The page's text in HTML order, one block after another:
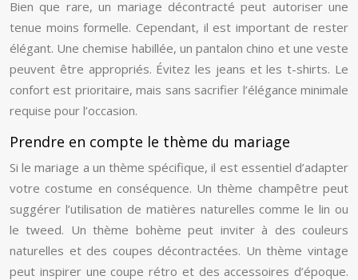
Bien que rare, un mariage décontracté peut autoriser une
tenue moins formelle. Cependant, il est important de rester
élégant. Une chemise habillée, un pantalon chino et une veste
peuvent être appropriés. Évitez les jeans et les t-shirts. Le
confort est prioritaire, mais sans sacrifier l’élégance minimale
requise pour l’occasion.
Prendre en compte le thème du mariage
Si le mariage a un thème spécifique, il est essentiel d’adapter
votre costume en conséquence. Un thème champêtre peut
suggérer l’utilisation de matières naturelles comme le lin ou
le tweed. Un thème bohème peut inviter à des couleurs
naturelles et des coupes décontractées. Un thème vintage
peut inspirer une coupe rétro et des accessoires d’époque.